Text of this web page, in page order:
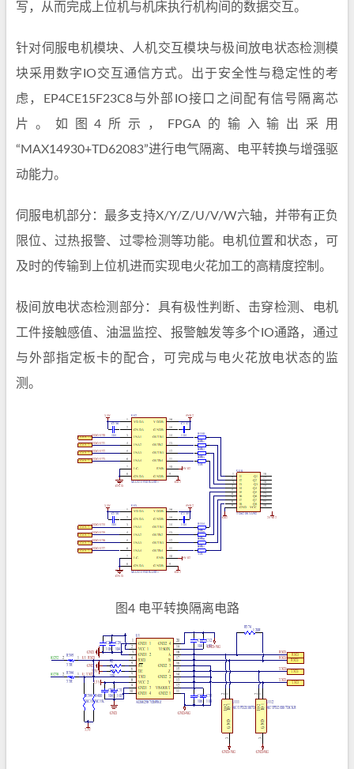
写，从而完成上位机与机床执行机构间的数据交互。
针对伺服电机模块、人机交互模块与极间放电状态检测模
块采用数字IO交互通信方式。出于安全性与稳定性的考
虑，EP4CE15F23C8与外部IO接口之间配有信号隔离芯
片。如图4所示，FPGA的输入输出采用
“MAX14930+TD62083”进行电气隔离、电平转换与增强驱
动能力。
伺服电机部分：最多支持X/Y/Z/U/V/W六轴，并带有正负
限位、过热报警、过零检测等功能。电机位置和状态，可
及时的传输到上位机进而实现电火花加工的高精度控制。
极间放电状态检测部分：具有极性判断、击穿检测、电机
工件接触感值、油温监控、报警触发等多个IO通路，通过
与外部指定板卡的配合，可完成与电火花放电状态的监
测。
图4 电平转换隔离电路